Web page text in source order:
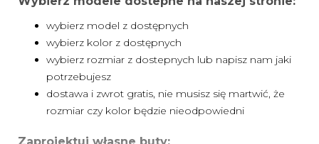
wybierz model z dostępnych
wybierz kolor z dostępnych
wybierz rozmiar z dostepnych lub napisz nam jaki
potrzebujesz
dostawa i zwrot gratis, nie musisz się martwić, że
rozmiar czy kolor będzie nieodpowiedni